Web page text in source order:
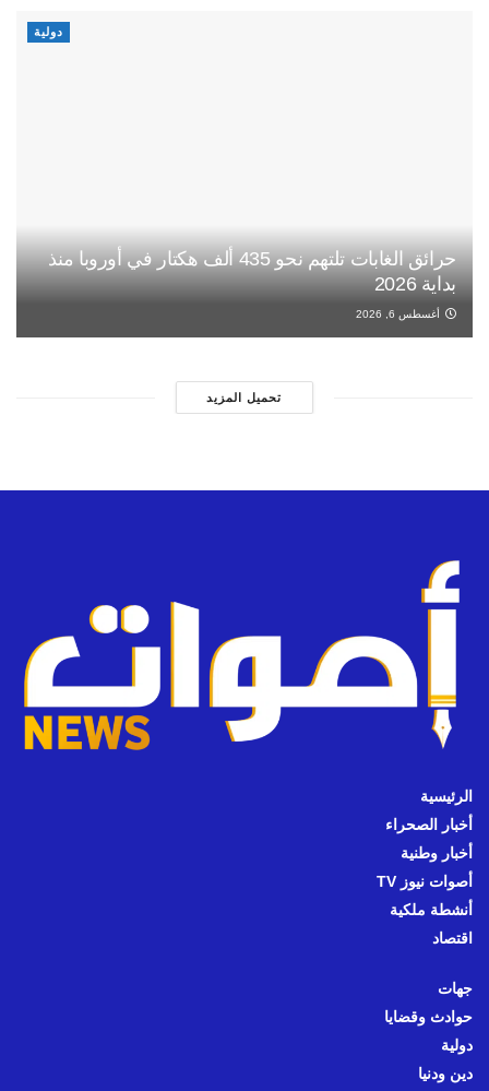
دولية
حرائق الغابات تلتهم نحو 435 ألف هكتار في أوروبا منذ
بداية 2026
أغسطس 6, 2026
تحميل المزيد
الرئيسية
أخبار الصحراء
أخبار وطنية
أصوات نيوز TV
أنشطة ملكية
اقتصاد
جهات
حوادث وقضايا
دولية
دين ودنيا